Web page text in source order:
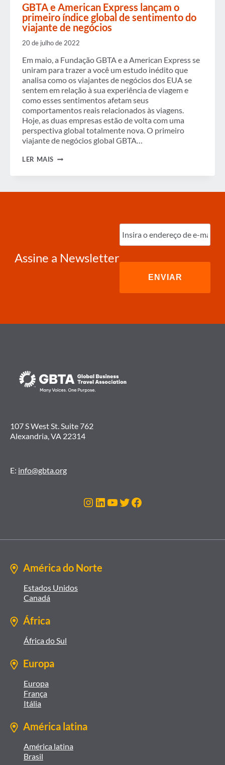
GBTA e American Express lançam o
primeiro índice global de sentimento do
viajante de negócios
20 de julho de 2022
Em maio, a Fundação GBTA e a American Express se
uniram para trazer a você um estudo inédito que
analisa como os viajantes de negócios dos EUA se
sentem em relação à sua experiência de viagem e
como esses sentimentos afetam seus
comportamentos reais relacionados às viagens.
Hoje, as duas empresas estão de volta com uma
perspectiva global totalmente nova. O primeiro
viajante de negócios global GBTA…
LER MAIS GBTA
VIAJANTE
DE
Assine a Newsletter
Digite
o
e-
107 S West St. Suite 762
Alexandria, VA 22314
E: info@gbta.org
Instagram
LinkedIn
Youtube
Twitter
Facebook
América do Norte
Estados Unidos
Canadá
África
África do Sul
Europa
Europa
França
Itália
América latina
América latina
Brasil